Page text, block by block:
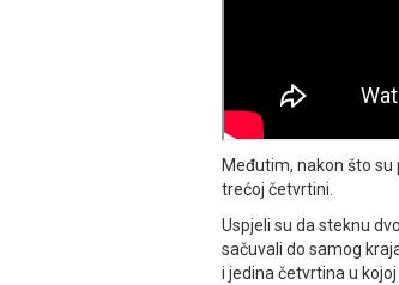
Međutim, nakon što
trećoj četvrtini.
Uspjeli su da steknu
sačuvali do samog
i jedina četvrtina u